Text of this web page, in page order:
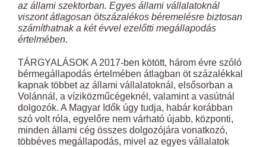
az állami szektorban. Egyes állami vállalatoknál
viszont átlagosan ötszázalékos béremelésre biztosan
számíthatnak a két évvel ezelőtti megállapodás
értelmében.
TÁRGYALÁSOK A 2017-ben kötött, három évre szóló
bérmegállapodás értelmében átlagban öt százalékkal
kapnak többet az állami vállalatoknál, elsősorban a
Volánnál, a víziközműcégeknél, valamint a vasútnál
dolgozók. A Magyar Idők úgy tudja, habár korábban
szó volt róla, egyelőre nem várható újabb, központi,
minden állami cég összes dolgozójára vonatkozó,
többéves megállapodás, mivel az egyes vállalatok